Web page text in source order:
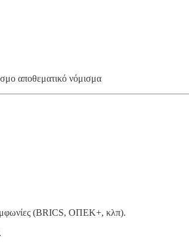
αποθεματικό νόμισμα
(BRICS, ΟΠΕΚ+, κλπ).